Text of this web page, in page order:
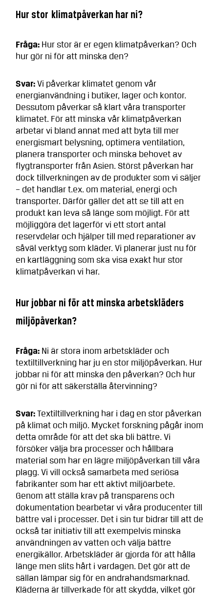
Hur stor klimatpåverkan har ni?
Fråga: Hur stor är er egen klimatpåverkan? Och
hur gör ni för att minska den?
Svar: Vi påverkar klimatet genom vår
energianvändning i butiker, lager och kontor.
Dessutom påverkar så klart våra transporter
klimatet. För att minska vår klimatpåverkan
arbetar vi bland annat med att byta till mer
energismart belysning, optimera ventilation,
planera transporter och minska behovet av
flygtransporter från Asien. Störst påverkan har
dock tillverkningen av de produkter som vi säljer
– det handlar t.ex. om material, energi och
transporter. Därför gäller det att se till att en
produkt kan leva så länge som möjligt. För att
möjliggöra det lagerför vi ett stort antal
reservdelar och hjälper till med reparationer av
såväl verktyg som kläder. Vi planerar just nu för
en kartläggning som ska visa exakt hur stor
klimatpåverkan vi har.
Hur jobbar ni för att minska arbetskläders
miljöpåverkan?
Fråga: Ni är stora inom arbetskläder och
textiltillverkning har ju en stor miljöpåverkan. Hur
jobbar ni för att minska den påverkan? Och hur
gör ni för att säkerställa återvinning?
Svar: Textiltillverkning har i dag en stor påverkan
på klimat och miljö. Mycket forskning pågår inom
detta område för att det ska bli bättre. Vi
försöker välja bra processer och hållbara
material som har en lägre miljöpåverkan till våra
plagg. Vi vill också samarbeta med seriösa
fabrikanter som har ett aktivt miljöarbete.
Genom att ställa krav på transparens och
dokumentation bearbetar vi våra producenter till
bättre val i processer. Det i sin tur bidrar till att de
också tar initiativ till att exempelvis minska
användningen av vatten och välja bättre
energikällor. Arbetskläder är gjorda för att hålla
länge men slits hårt i vardagen. Det gör att de
sällan lämpar sig för en andrahandsmarknad.
Kläderna är tillverkade för att skydda, vilket gör